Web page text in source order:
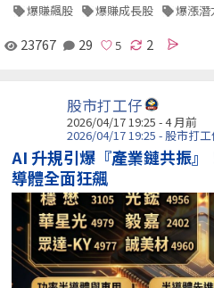
爆賺飆股 爆賺成長股 爆漲潛
23767 29 2
股市打工仔
2026/04/17 19:25 - 4 月前
2026/04/17 19:25 - 股市打
AI 升規引爆『產業鏈共振
導體全面狂飆